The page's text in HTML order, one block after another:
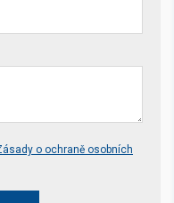
o ochraně osobních